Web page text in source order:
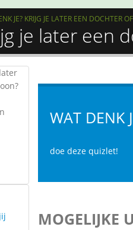
JE? KRIJG JE LATER EEN DOCHTER
je later een
WAT DENK
doe deze quizlet!
MOGELIJKE